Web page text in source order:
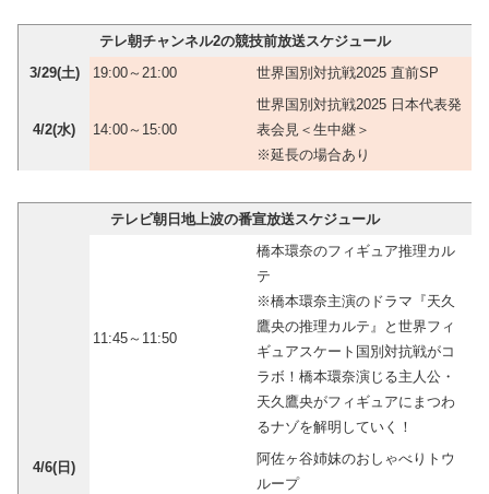
テレ朝チャンネル2の競技前放送スケジュール
3/29(土)
19:00～21:00 世界国別対抗戦2025 直前SP
4/2(水) 14:00～15:00
世界国別対抗戦2025 日本代表発
表会見＜生中継＞
※延長の場合あり
テレビ朝日地上波の番宣放送スケジュール
4/6(日)
11:45～11:50
橋本環奈のフィギュア推理カル
テ
※橋本環奈主演のドラマ『天久
鷹央の推理カルテ』と世界フィ
ギュアスケート国別対抗戦がコ
ラボ！橋本環奈演じる主人公・
天久鷹央がフィギュアにまつわ
るナゾを解明していく！
阿佐ヶ谷姉妹のおしゃべりトウ
ループ